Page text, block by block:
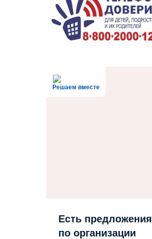
Решаем вместе
Есть предложения
по организации